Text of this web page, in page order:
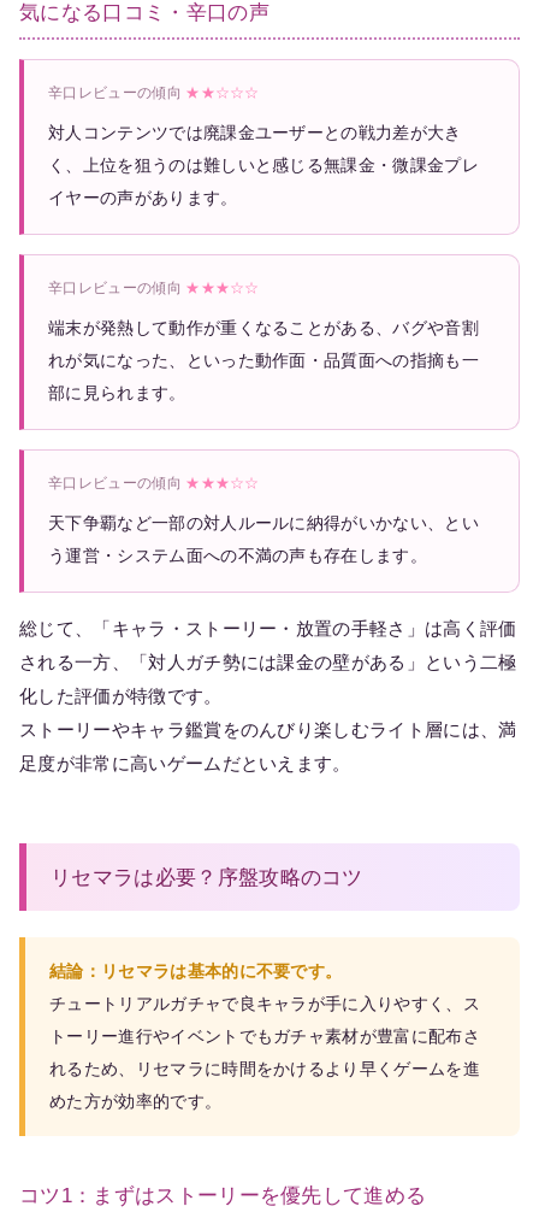
気になる口コミ・辛口の声
辛口レビューの傾向 ★★☆☆☆
対人コンテンツでは廃課金ユーザーとの戦力差が大き
く、上位を狙うのは難しいと感じる無課金・微課金プレ
イヤーの声があります。
辛口レビューの傾向 ★★★☆☆
端末が発熱して動作が重くなることがある、バグや音割
れが気になった、といった動作面・品質面への指摘も一
部に見られます。
辛口レビューの傾向 ★★★☆☆
天下争覇など一部の対人ルールに納得がいかない、とい
う運営・システム面への不満の声も存在します。
総じて、「キャラ・ストーリー・放置の手軽さ」は高く評価
される一方、「対人ガチ勢には課金の壁がある」という二極
化した評価が特徴です。
ストーリーやキャラ鑑賞をのんびり楽しむライト層には、満
足度が非常に高いゲームだといえます。
リセマラは必要？序盤攻略のコツ
結論：リセマラは基本的に不要です。
チュートリアルガチャで良キャラが手に入りやすく、ス
トーリー進行やイベントでもガチャ素材が豊富に配布さ
れるため、リセマラに時間をかけるより早くゲームを進
めた方が効率的です。
コツ1：まずはストーリーを優先して進める